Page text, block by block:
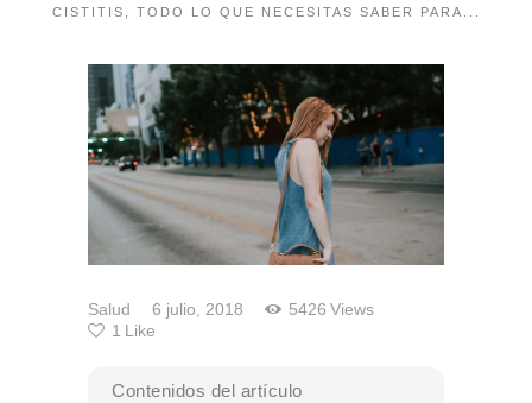
CISTITIS, TODO LO QUE NECESITAS SABER PARA...
Salud 6 julio, 2018 5426 Views
1 Like
Contenidos del artículo